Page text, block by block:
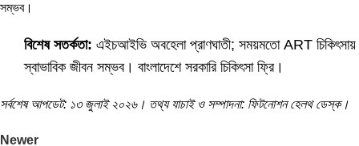
সম্ভব।
বিশেষ সতর্কতা: এইচআইভি অবহেলা প্রাণঘাতী; সময়মতো ART চিকিৎসায়
স্বাভাবিক জীবন সম্ভব। বাংলাদেশে সরকারি চিকিৎসা ফ্রি।
সর্বশেষ আপডেট: ১৩ জুলাই ২০২৬। তথ্য যাচাই ও সম্পাদনা: ফিটনোশন হেলথ ডেস্ক।
Newer